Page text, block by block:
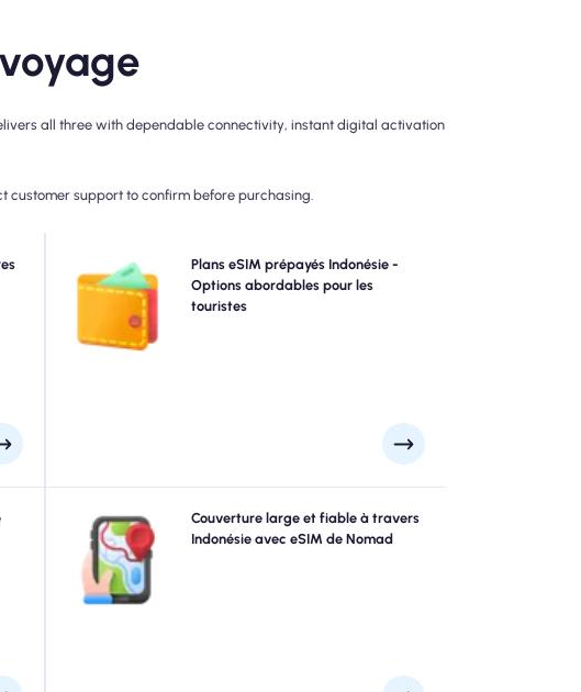
all three with dependable connectivity, instant digital activation
customer support to confirm before purchasing.
Plans eSIM prépayés Indonésie -
Options abordables pour les
touristes
Choisissez nos plans eSIM prépayés Indonésie pour la
connectivité 4G / 5G sans tracas. Payez d'avance pour
éviter les surprises de facturation post-voyage et
maintenez un contrôle complet sur votre utilisation et vos
Couverture large et fiable à travers
Indonésie avec eSIM de Nomad
Explorez Indonésie avec confiance en utilisant le
Indonésie eSIM de NomAD, offrant une couverture 4G /
5G fiable de grandes villes comme Jakarta, Bali,
Yogyakarta aux spots éloignés. Restez connecté, peu